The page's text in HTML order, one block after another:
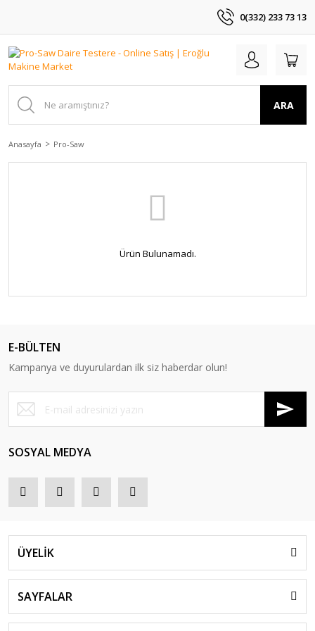
0(332) 233 73 13
ARA
Anasayfa Pro-Saw
Ürün Bulunamadı.
E-BÜLTEN
Kampanya ve duyurulardan ilk siz haberdar olun!
SOSYAL MEDYA
ÜYELİK
SAYFALAR